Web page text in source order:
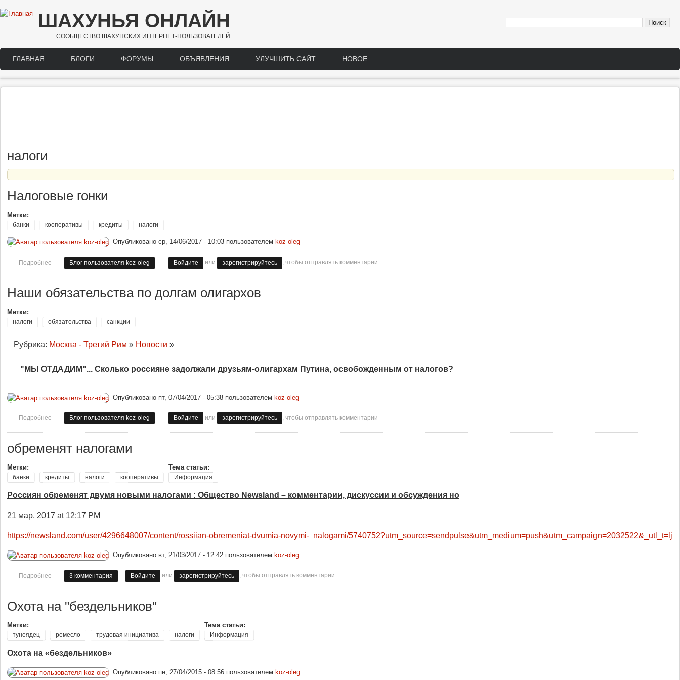
Перейти к основному содержанию
ШАХУНЬЯ ОНЛАЙН
СООБЩЕСТВО ШАХУНСКИХ ИНТЕРНЕТ-ПОЛЬЗОВАТЕЛЕЙ
Main menu
ГЛАВНАЯ БЛОГИ ФОРУМЫ ОБЪЯВЛЕНИЯ УЛУЧШИТЬ САЙТ НОВОЕ
налоги
Налоговые гонки
Метки:
банки кооперативы кредиты налоги
Опубликовано ср, 14/06/2017 - 10:03пользователем koz-oleg
Подробнее о Налоговые гонки
Блог пользователя koz-oleg Войдите или зарегистрируйтесь , чтобы отправлять комментарии
Наши обязательства по долгам олигархов
Метки:
налоги обязательства санкции
Рубрика: Москва - Третий Рим » Новости »
"МЫ ОТДАДИМ"... Сколько россияне задолжали друзьям-олигархам Путина, освобожденным от налогов?
Опубликовано пт, 07/04/2017 - 05:38пользователем koz-oleg
Подробнее о Наши обязательства по долгам олигархов
Блог пользователя koz-oleg Войдите или зарегистрируйтесь , чтобы отправлять комментарии
обременят налогами
Метки:
банки кредиты налоги кооперативы
Тема статьи:
Информация
Россиян обременят двумя новыми налогами : Общество Newsland – комментарии, дискуссии и обсуждения но
21 мар, 2017 at 12:17 PM
https://newsland.com/user/4296648007/content/rossiian-obremeniat-dvumia-novymi- nalogami/5740752?utm_source=sendpulse&utm_medium=push&utm_campaign=2032522&_utl_t=lj
Опубликовано вт, 21/03/2017 - 12:42пользователем koz-oleg
Подробнее о обременят налогами
3 комментария Войдите или зарегистрируйтесь , чтобы отправлять комментарии
Охота на "бездельников"
Метки:
тунеядец ремесло трудовая инициатива налоги
Тема статьи:
Информация
Охота на «бездельников»
Опубликовано пн, 27/04/2015 - 08:56пользователем koz-oleg